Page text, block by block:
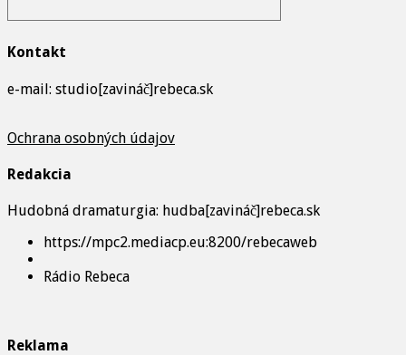
Kontakt
e-mail: studio[zavináč]rebeca.sk
Ochrana osobných údajov
Redakcia
Hudobná dramaturgia: hudba[zavináč]rebeca.sk
https://mpc2.mediacp.eu:8200/rebecaweb
Rádio Rebeca
Reklama